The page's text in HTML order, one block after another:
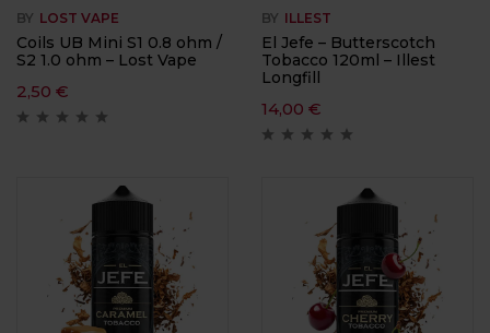
BY LOST VAPE
Coils UB Mini S1 0.8 ohm /
S2 1.0 ohm – Lost Vape
2,50 €
BY ILLEST
El Jefe – Butterscotch
Tobacco 120ml – Illest
Longfill
14,00 €